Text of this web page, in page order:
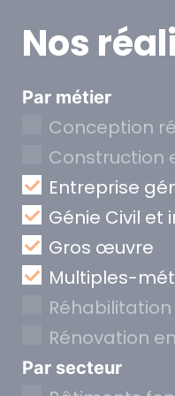
Nos
Par métier
Conception
Construction
Entreprise
Génie Civil et
Gros œuvre
Multiples-
Rénovation
Par secteur